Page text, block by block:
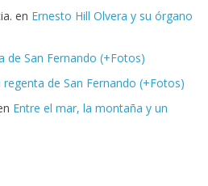
en Ernesto Hill Olvera y su órgano
de San Fernando (+Fotos)
regenta de San Fernando (+Fotos)
Entre el mar, la montaña y un